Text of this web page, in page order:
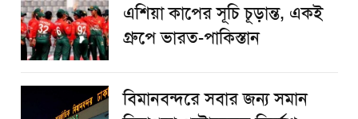
এশিয়া কাপের সূচি চূড়ান্ত, একই
গ্রুপে ভারত-পাকিস্তান
বিমানবন্দরে সবার জন্য সমান